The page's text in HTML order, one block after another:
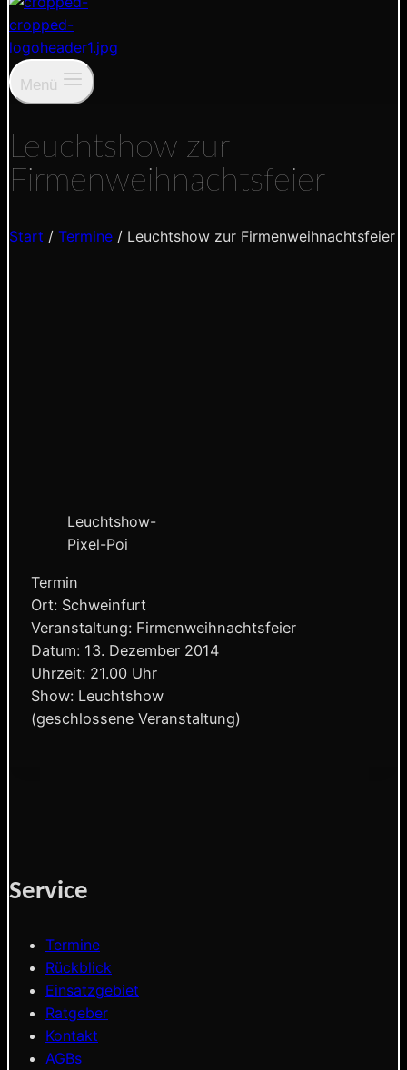
Menü
Leuchtshow zur
Firmenweihnachtsfeier
Start / Termine / Leuchtshow zur Firmenweihnachtsfeier
Leuchtshow-
Pixel-Poi
Termin
Ort: Schweinfurt
Veranstaltung: Firmenweihnachtsfeier
Datum: 13. Dezember 2014
Uhrzeit: 21.00 Uhr
Show: Leuchtshow
(geschlossene Veranstaltung)
Service
Termine
Rückblick
Einsatzgebiet
Ratgeber
Kontakt
AGBs